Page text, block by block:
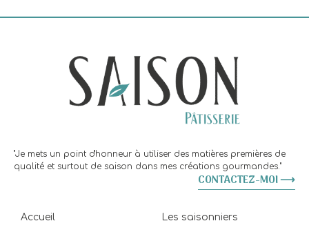
"Je mets un point d'honneur à utiliser des matières premières de
qualité et surtout de saison dans mes créations gourmandes."
CONTACTEZ-MOI ⟶
Accueil
Les saisonniers